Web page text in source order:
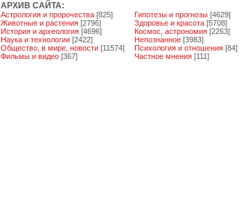
АРХИВ САЙТА:
Астрология и пророчества [825] Гипотезы и прогнозы [4629]
Животные и растения [2796] Здоровье и красота [5708]
История и археология [4696] Космос, астрономия [2263]
Наука и технологии [2422] Непознанное [3983]
Общество, в мире, новости [11574] Психология и отношения [84]
Фильмы и видео [367] Частное мнения [111]